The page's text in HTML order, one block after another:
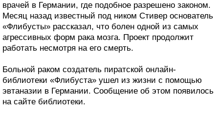
врачей в Германии, где подобное разрешено законом.
Месяц назад известный под ником Стивер основатель
«Флибусты» рассказал, что болен одной из самых
агрессивных форм рака мозга. Проект продолжит
работать несмотря на его смерть.
Больной раком создатель пиратской онлайн-
библиотеки «Флибуста» ушел из жизни с помощью
эвтаназии в Германии. Сообщение об этом появилось
на сайте библиотеки.